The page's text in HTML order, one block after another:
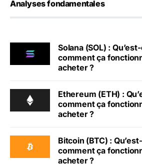
Analyses fondamentales
Solana (SOL) :
comment ça
acheter ?
Ethereum (ETH) :
comment ça
acheter ?
Bitcoin (BTC) :
comment ça
acheter ?